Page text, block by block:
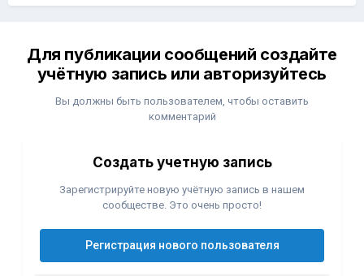
Для публикации сообщений создайте
учётную запись или авторизуйтесь
Вы должны быть пользователем, чтобы оставить
комментарий
Создать учетную запись
Зарегистрируйте новую учётную запись в нашем
сообществе. Это очень просто!
Регистрация нового пользователя